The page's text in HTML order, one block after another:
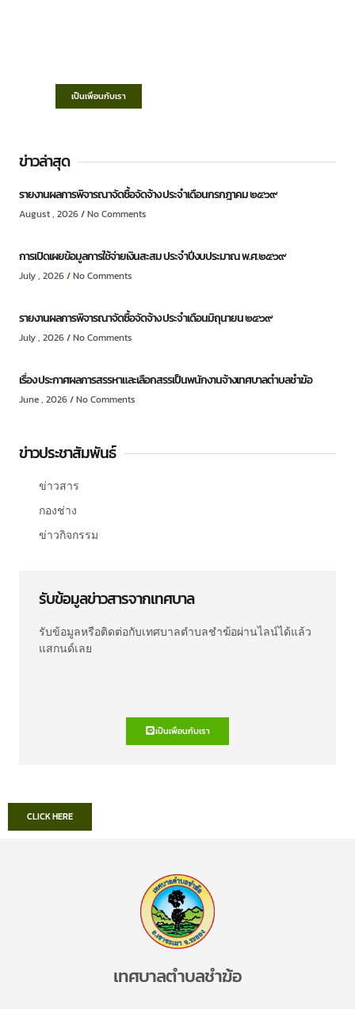
เป็นเพื่อนกับเรา
ข่าวล่าสุด
รายงานผลการพิจารณาจัดซื้อจัดจ้าง ประจำเดือนกรกฎาคม ๒๕๖๙
August , 2026 No Comments
การเปิดเผยข้อมูลการใช้จ่ายเงินสะสม ประจำปีงบประมาณ พ.ศ.๒๕๖๙
July , 2026 No Comments
รายงานผลการพิจารณาจัดซื้อจัดจ้าง ประจำเดือนมิถุนายน ๒๕๖๙
July , 2026 No Comments
เรื่อง ประกาศผลการสรรหาและเลือกสรรเป็นพนักงานจ้างเทศบาลตำบลชำฆ้อ
June , 2026 No Comments
ข่าวประชาสัมพันธ์
ข่าวสาร
กองช่าง
ข่าวกิจกรรม
รับข้อมูลข่าวสารจากเทศบาล
รับข้อมูลหรือติดต่อกับเทศบาลตำบลชำฆ้อผ่านไลน์ได้แล้ว
แสกนด์เลย
เป็นเพื่อนกับเรา
CLICK HERE
เทศบาลตำบลชำฆ้อ